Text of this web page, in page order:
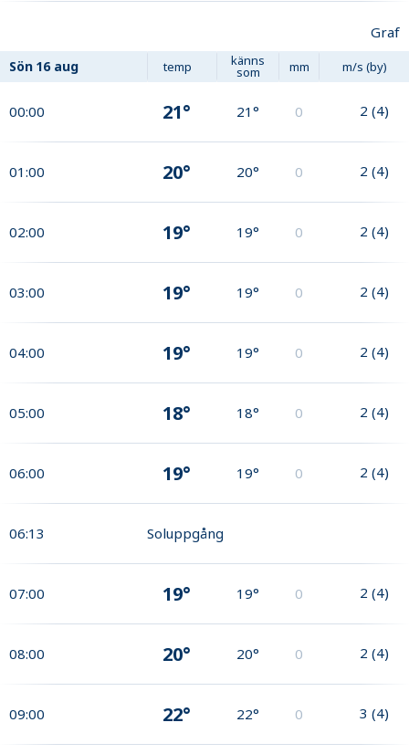
Graf
Sön 16 aug temp känns
som mm m/s (by)
00:00 21° 21° 0 2 (4)
01:00 20° 20° 0 2 (4)
02:00 19° 19° 0 2 (4)
03:00 19° 19° 0 2 (4)
04:00 19° 19° 0 2 (4)
05:00 18° 18° 0 2 (4)
06:00 19° 19° 0 2 (4)
06:13 Soluppgång
07:00 19° 19° 0 2 (4)
08:00 20° 20° 0 2 (4)
09:00 22° 22° 0 3 (4)